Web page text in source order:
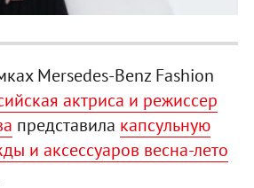
Mersedes-Benz Fashion
актриса и режиссер
представила капсульную
и аксессуаров весна-лето